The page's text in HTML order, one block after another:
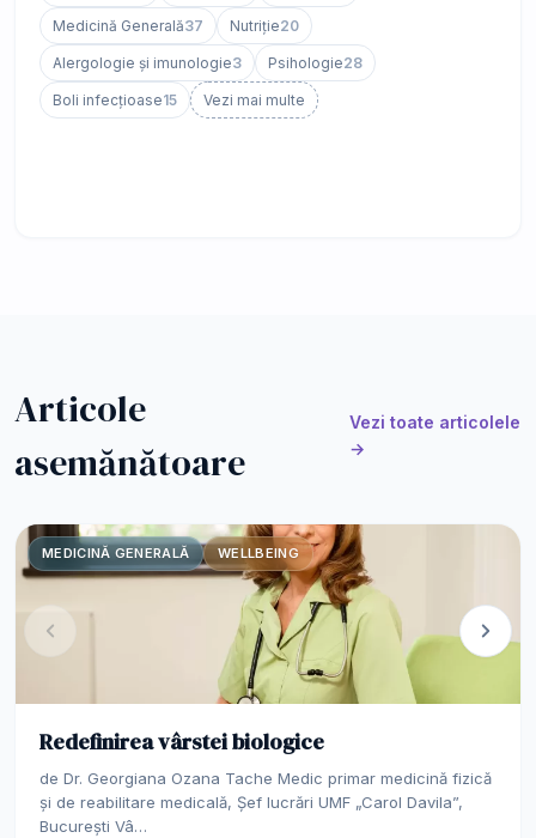
Medicină Generală37 Nutriție20
Alergologie și imunologie3 Psihologie28
Boli infecțioase15 Vezi mai multe
Articole
asemănătoare
Vezi toate articolele
→
MEDICINĂ GENERALĂ WELLBEING
Redefinirea vârstei biologice
de Dr. Georgiana Ozana Tache Medic primar medicină fizică
și de reabilitare medicală, Șef lucrări UMF „Carol Davila”,
București Vâ…